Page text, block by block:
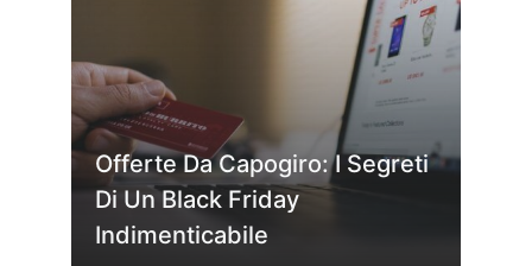
Offerte Da Capogiro: I Segreti
Di Un Black Friday
Indimenticabile